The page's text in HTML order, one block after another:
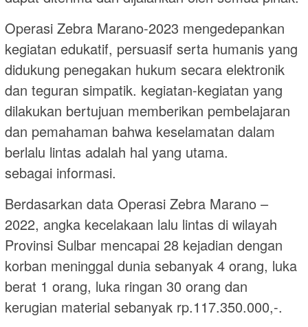
Operasi Zebra Marano-2023 mengedepankan
kegiatan edukatif, persuasif serta humanis yang
didukung penegakan hukum secara elektronik
dan teguran simpatik. kegiatan-kegiatan yang
dilakukan bertujuan memberikan pembelajaran
dan pemahaman bahwa keselamatan dalam
berlalu lintas adalah hal yang utama.
sebagai informasi.
Berdasarkan data Operasi Zebra Marano –
2022, angka kecelakaan lalu lintas di wilayah
Provinsi Sulbar mencapai 28 kejadian dengan
korban meninggal dunia sebanyak 4 orang, luka
berat 1 orang, luka ringan 30 orang dan
kerugian material sebanyak rp.117.350.000,-.